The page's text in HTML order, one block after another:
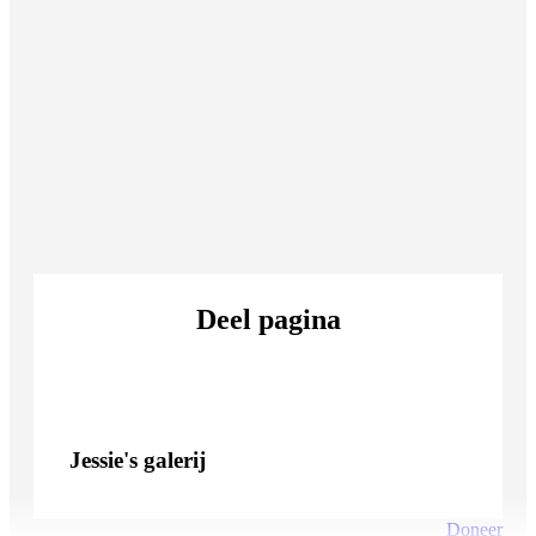
Deel pagina
Jessie's galerij
Doneer